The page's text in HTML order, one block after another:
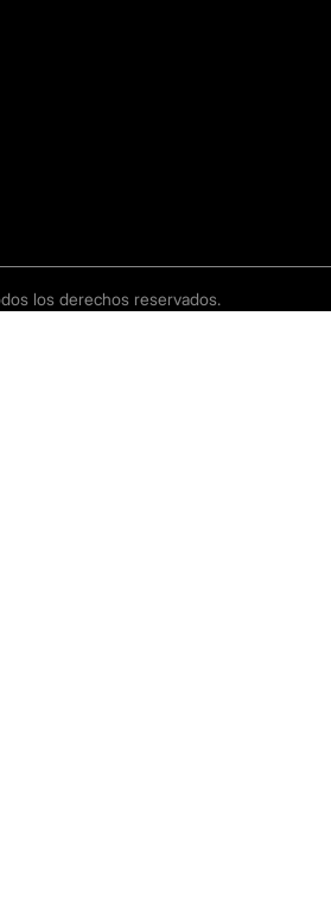
los derechos reservados.